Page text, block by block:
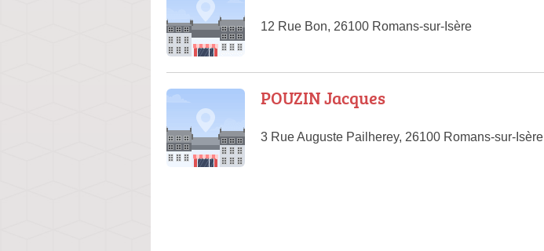
12 Rue Bon, 26100 Romans-sur-Isère
POUZIN Jacques
3 Rue Auguste Pailherey, 26100 Romans-sur-Isère